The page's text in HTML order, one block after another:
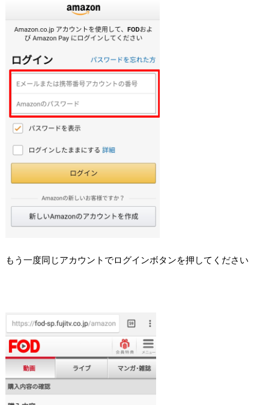
もう一度同じアカウントでログインボタンを押してください